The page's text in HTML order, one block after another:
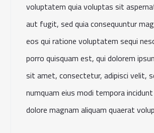
voluptatem quia voluptas sit
aut fugit, sed quia consequuntur
eos qui ratione voluptatem sequi
porro quisquam est, qui dolorem
sit amet, consectetur, adipisci velit,
numquam eius modi tempora
dolore magnam aliquam quaerat